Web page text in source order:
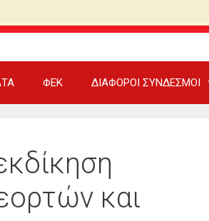
ΦΕΚ ΔΙΑΦΟΡΟΙ ΣΥΝΔΕΣΜΟΙ
και